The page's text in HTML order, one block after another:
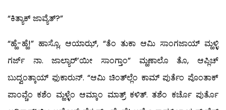
“ಕಿತ್ಯಾಕ್ ಜಾವ್ಯೆತ್?”
“ಹ್ಹೆ-ಹ್ಹೆ!” ಹಾಸ್ಲೊ, ಆಯಾಝ್, “ತೆಂ ತುಕಾ ಆಮಿ ಸಾಂಗಜಾಯ್ ಮ್ಹಳ್ಳಿ
ಗರ್ಜ್ ನಾ. ಜಾಲ್ಯಾರ್’ಯೀ ಸಾಂಗ್ತಾಂ” ಮ್ಹಣಾಲೊ ತೊ, ಆಪ್ಲಿಚ್
ಬುದ್ವಂತ್ಕಾಯ್ ಫುಕಾರುನ್. “ಆಮಿ ಚಿಂತ್‍ಲ್ಲೆಂ ಕಾಮ್ ಪುರ್ತೆಂ ಪೊಂತಾಕ್
ಪಾಂವ್ಚೆಂ ಕಶೆಂ ಮ್ಹಳ್ಳೆಂ ಆಮ್ಕಾಂ ಮಾತ್ರ್ ಕಳಿತ್. ತಶೆಂ ಕರ್ಚೊ ಪುರ್ತೊ